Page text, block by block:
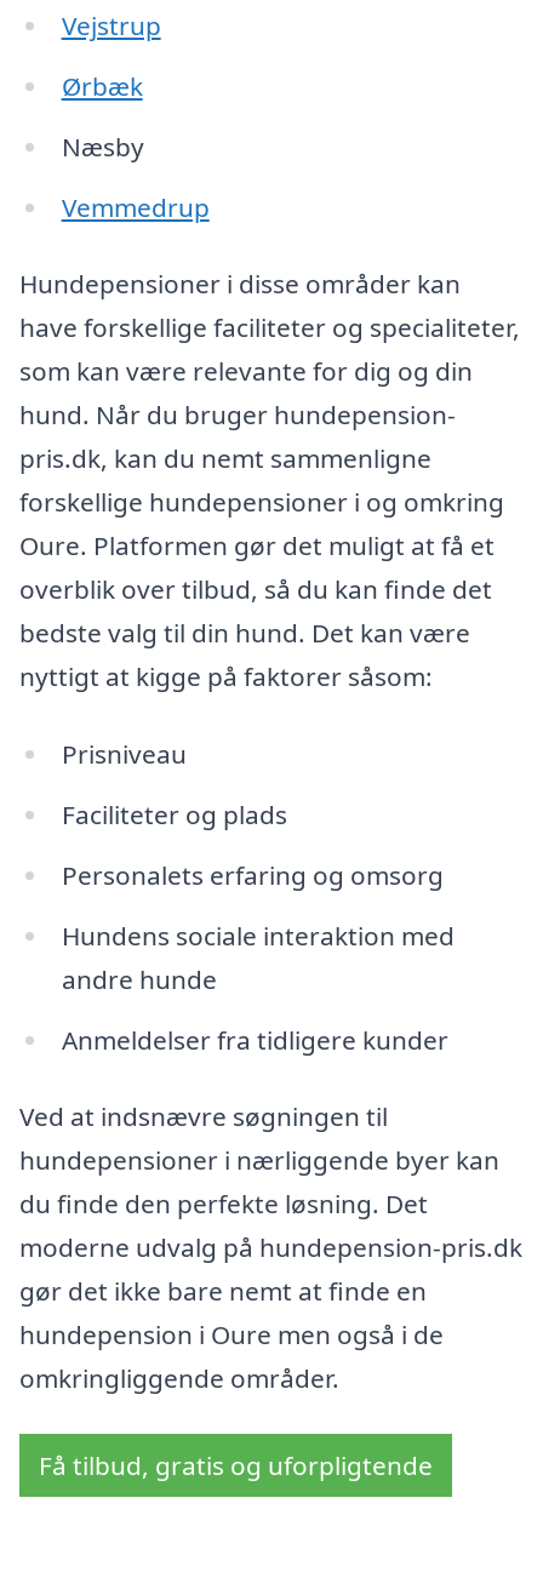
Vejstrup
Ørbæk
Næsby
Vemmedrup
Hundepensioner i disse områder kan
have forskellige faciliteter og specialiteter,
som kan være relevante for dig og din
hund. Når du bruger hundepension-
pris.dk, kan du nemt sammenligne
forskellige hundepensioner i og omkring
Oure. Platformen gør det muligt at få et
overblik over tilbud, så du kan finde det
bedste valg til din hund. Det kan være
nyttigt at kigge på faktorer såsom:
Prisniveau
Faciliteter og plads
Personalets erfaring og omsorg
Hundens sociale interaktion med
andre hunde
Anmeldelser fra tidligere kunder
Ved at indsnævre søgningen til
hundepensioner i nærliggende byer kan
du finde den perfekte løsning. Det
moderne udvalg på hundepension-pris.dk
gør det ikke bare nemt at finde en
hundepension i Oure men også i de
omkringliggende områder.
Få tilbud, gratis og uforpligtende